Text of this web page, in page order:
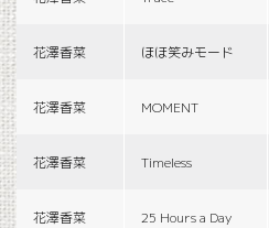
花澤香菜 ほほ笑みモード
花澤香菜 MOMENT
花澤香菜 Timeless
花澤香菜 25 Hours a Day